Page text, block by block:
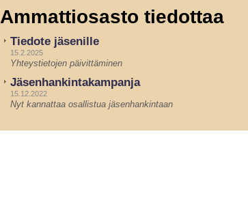
Ammattiosasto tiedottaa
Tiedote jäsenille
15.2.2025
Yhteystietojen päivittäminen
Jäsenhankintakampanja
15.12.2022
Nyt kannattaa osallistua jäsenhankintaan